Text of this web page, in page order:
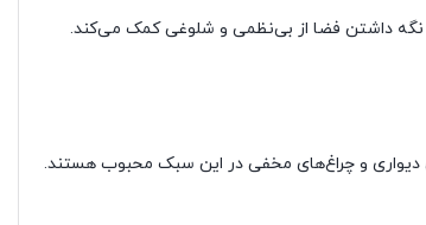
نگه داشتن فضا از بی‌نظمی و شلوغی کمک می‌کند.
و چراغ‌های مخفی در این سبک محبوب هستند.